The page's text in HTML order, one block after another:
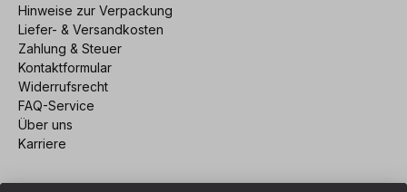
Hinweise zur Verpackung
Liefer- & Versandkosten
Zahlung & Steuer
Kontaktformular
Widerrufsrecht
FAQ-Service
Über uns
Karriere